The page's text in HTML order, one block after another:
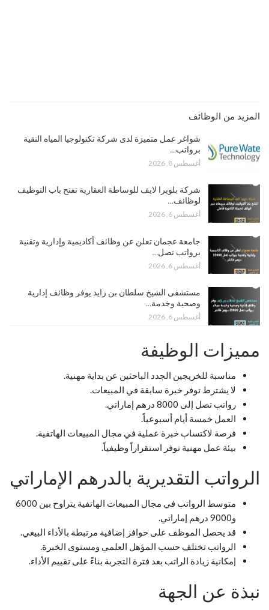
المزيد من الوظائف
شواغر عمل متميزة لدى شركة تكنولوجيا المياه النقية
برواتب…
أغسطس 8, 2026
شركة بلويرا لايف للوساطة العقارية تفتح باب التوظيف
لوظائف…
أغسطس 6, 2026
جامعة عجمان تعلن عن وظائف أكاديمية وإدارية وتقنية
برواتب تصل…
أغسطس 6, 2026
مستشفى الشيخ سلطان بن زايد يوفر وظائف إدارية
وصحية وخدمة…
أغسطس 6, 2026
مميزات الوظيفة
مناسبة للخريجين الجدد الباحثين عن بداية مهنية.
لا يشترط توفر خبرة سابقة في المبيعات.
رواتب تصل إلى 8000 درهم إماراتي.
العمل خمسة أيام أسبوعياً.
فرصة لاكتساب خبرة عملية في مجال المبيعات الهاتفية.
بيئة عمل مهنية توفر استقراراً وظيفياً.
الرواتب التقديرية بالدرهم الإماراتي
متوسط الرواتب في مجال المبيعات الهاتفية يتراوح بين 6000
و9000 درهم إماراتي.
قد يحصل الموظف على حوافز إضافية مرتبطة بالأداء البيعي.
الرواتب تختلف حسب المؤهل العلمي ومستوى الخبرة.
إمكانية زيادة الراتب بعد فترة التجربة بناءً على تقييم الأداء.
نبذة عن الجهة